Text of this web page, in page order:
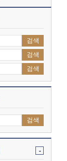
검색
검색
검색
검색
-